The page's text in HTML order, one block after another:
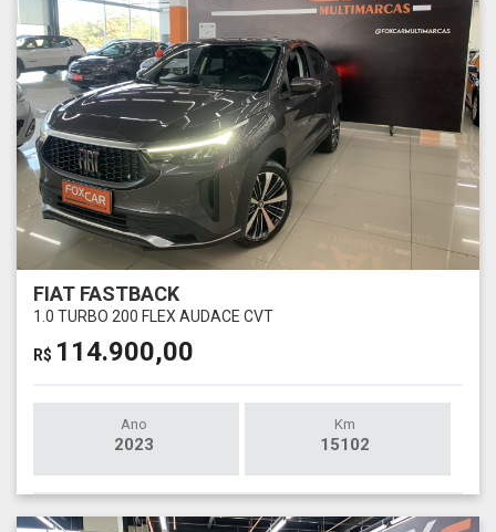
FIAT FASTBACK
1.0 TURBO 200 FLEX AUDACE CVT
R$ 114.900,00
Ano
2023
Km
15102